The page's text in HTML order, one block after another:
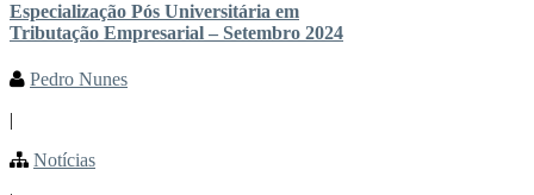
Especialização Pós Universitária em
Tributação Empresarial – Setembro 2024
Pedro Nunes
|
Notícias